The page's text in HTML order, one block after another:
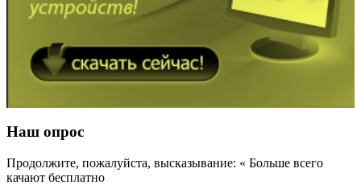
Наш опрос
Продолжите, пожалуйста, высказывание: « Больше всего
качают бесплатно